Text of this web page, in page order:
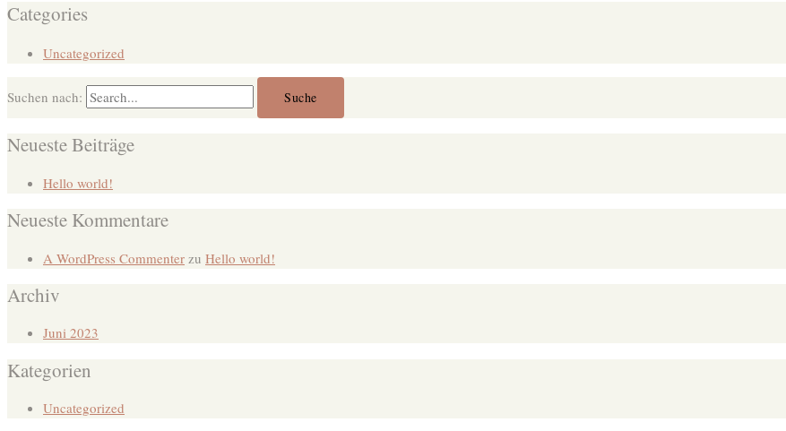
Categories
Uncategorized
Suchen nach:
Neueste Beiträge
Hello world!
Neueste Kommentare
A WordPress Commenter zu Hello world!
Archiv
Juni 2023
Kategorien
Uncategorized